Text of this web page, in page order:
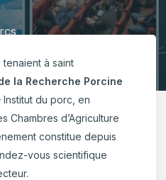
à saint
la Recherche Porcine
Institut du porc, en
Chambres d’Agriculture
constitue depuis
vous scientifique